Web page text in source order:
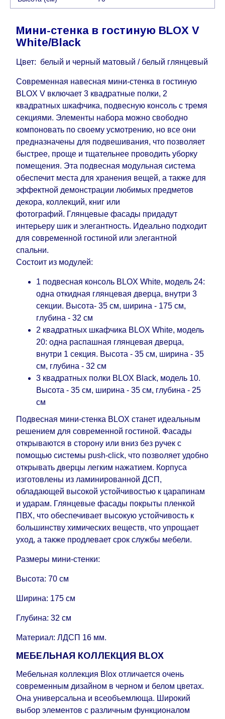
дни) от даты получения оплаты от
кредитной компании клиента.
Возможны задержки, связанные с морской
которые не может повлиять Поставщик, в этих
случаях срок доставки будет продлен еще на 30
рабочих дней и не будет считаться
задержкой.Вместе с тем поставщики
прилагают все усилия, чтобы максимально
ускоритьдоставку, но, не имея возможности
это гарантировать, поэтому интернет-магазин
не несет ответственности за какие-либо
задержки.
Мебель из категории "Модульная мебель"
является модулярной, что оставляет право за
Поставщиком сделать доставку по мере
поступления модулей с фабрики, в течение
дополнительных 60 рабочих дней после первой
доставки товара на дом клиенту.
Мини-стенка в гостиную BLOX V
White/Black
Цвет: белый и черный матовый / белый глянцевый
Современная навесная мини-стенка в гостиную
BLOX V включает 3 квадратные полки, 2
квадратных шкафчика, подвесную консоль с тремя
секциями. Элементы набора можно свободно
компоновать по своему усмотрению, но все они
предназначены для подвешивания, что позволяет
быстрее, проще и тщательнее проводить уборку
помещения. Эта подвесная модульная система
обеспечит места для хранения вещей, а также для
эффектной демонстрации любимых предметов
декора, коллекций, книг или
фотографий. Глянцевые фасады придадут
интерьеру шик и элегантность. Идеально подходит
для современной гостиной или элегантной
спальни.
Состоит из модулей:
1 подвесная консоль BLOX White, модель 24:
одна откидная глянцевая дверца, внутри 3
секции. Высота- 35 см, ширина - 175 см,
глубина - 32 см
2 квадратных шкафчика BLOX White, модель
20: одна распашная глянцевая дверца,
внутри 1 секция. Высота - 35 см, ширина - 35
см, глубина - 32 см
3 квадратных полки BLOX Black, модель 10.
Высота - 35 см, ширина - 35 см, глубина - 25
см
Подвесная мини-стенка BLOX станет идеальным
решением для современной гостиной. Фасады
открываются в сторону или вниз без ручек с
помощью системы push-click, что позволяет удобно
открывать дверцы легким нажатием. Корпуса
изготовлены из ламинированной ДСП,
обладающей высокой устойчивостью к царапинам
и ударам. Глянцевые фасады покрыты пленкой
ПВХ, что обеспечивает высокую устойчивость к
большинству химических веществ, что упрощает
уход, а также продлевает срок службы мебели.
Размеры мини-стенки:
Высота: 70 см
Ширина: 175 см
Глубина: 32 см
Материал: ЛДСП 16 мм.
МЕБЕЛЬНАЯ КОЛЛЕКЦИЯ BLOX
Мебельная коллекция Blox отличается очень
современным дизайном в черном и белом цветах.
Она универсальна и всеобъемлюща. Широкий
выбор элементов с различным функционалом